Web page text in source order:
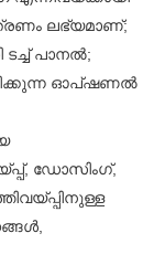
ലഭ്യമാണ്;
പാനൽ;
ഓപ്ഷണൽ
ഡോസിംഗ്,